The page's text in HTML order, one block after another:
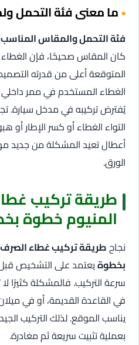
ما معنى فئة التحمل
فئة التحمل والمقاس المناسب
كان المقاس صحيحًا، فإن
المتوقعة أعلى من قدرته
الغطاء المستخدم في ممر
يُفترض تركيبه في مدخل سيارة.
التواء الغطاء أو كسر الإطار
أعطال تعيد المشكلة من جديد
الورق.
طريقة تركيب
المنيوم خطوة
نجاحطريقة تركيب غطاء
بخطوةيعتمد على التشخيص قبل
سرعة التركيب. فالمشكلة كثيرًا
في القاعدة القديمة، أو في
يناسب الموقع. لذلك التركيب
بعملية تثبيت سريعة ثم مغادرة.